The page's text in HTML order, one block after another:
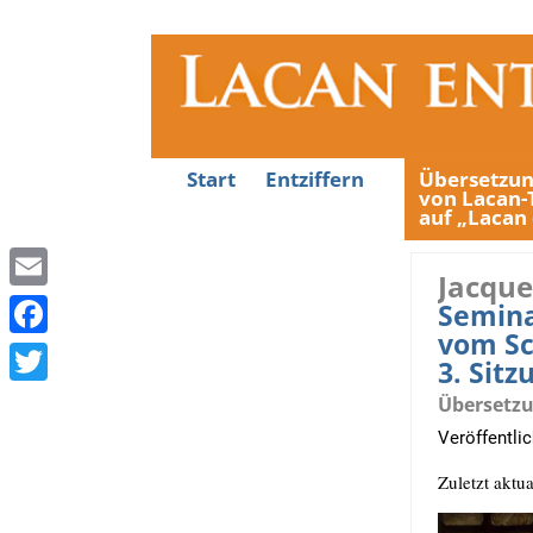
Start Entziffern
von
auf
vom
3.
Zuletzt
E
m
a
F